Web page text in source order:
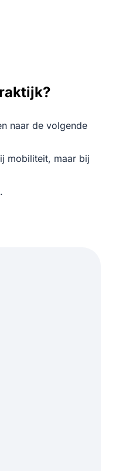
naar de volgende
mobiliteit, maar bij